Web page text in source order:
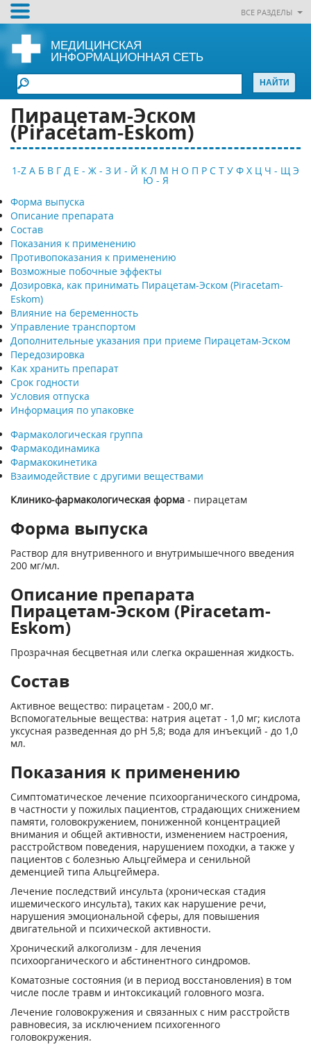
ВСЕ РАЗДЕЛЫ
МЕДИЦИНСКАЯ
ИНФОРМАЦИОННАЯ СЕТЬ
Пирацетам-Эском
(Piracetam-Eskom)
1-Z А Б В Г Д Е - Ж - З И - Й К Л М Н О П Р С Т У Ф Х Ц Ч - Щ Э
Ю - Я
Форма выпуска
Описание препарата
Состав
Показания к применению
Противопоказания к применению
Возможные побочные эффекты
Дозировка, как принимать Пирацетам-Эском (Piracetam-
Eskom)
Влияние на беременность
Управление транспортом
Дополнительные указания при приеме Пирацетам-Эском
Передозировка
Как хранить препарат
Срок годности
Условия отпуска
Информация по упаковке
Фармакологическая группа
Фармакодинамика
Фармакокинетика
Взаимодействие с другими веществами
Клинико-фармакологическая форма - пирацетам
Форма выпуска
Раствор для внутривенного и внутримышечного введения
200 мг/мл.
Описание препарата
Пирацетам-Эском (Piracetam-
Eskom)
Прозрачная бесцветная или слегка окрашенная жидкость.
Состав
Активное вещество: пирацетам - 200,0 мг.
Вспомогательные вещества: натрия ацетат - 1,0 мг; кислота
уксусная разведенная до pH 5,8; вода для инъекций - до 1,0
мл.
Показания к применению
Симптоматическое лечение психоорганического синдрома,
в частности у пожилых пациентов, страдающих снижением
памяти, головокружением, пониженной концентрацией
внимания и общей активности, изменением настроения,
расстройством поведения, нарушением походки, а также у
пациентов с болезнью Альцгеймера и сенильной
деменцией типа Альцгеймера.
Лечение последствий инсульта (хроническая стадия
ишемического инсульта), таких как нарушение речи,
нарушения эмоциональной сферы, для повышения
двигательной и психической активности.
Хронический алкоголизм - для лечения
психоорганического и абстинентного синдромов.
Коматозные состояния (и в период восстановления) в том
числе после травм и интоксикаций головного мозга.
Лечение головокружения и связанных с ним расстройств
равновесия, за исключением психогенного
головокружения.